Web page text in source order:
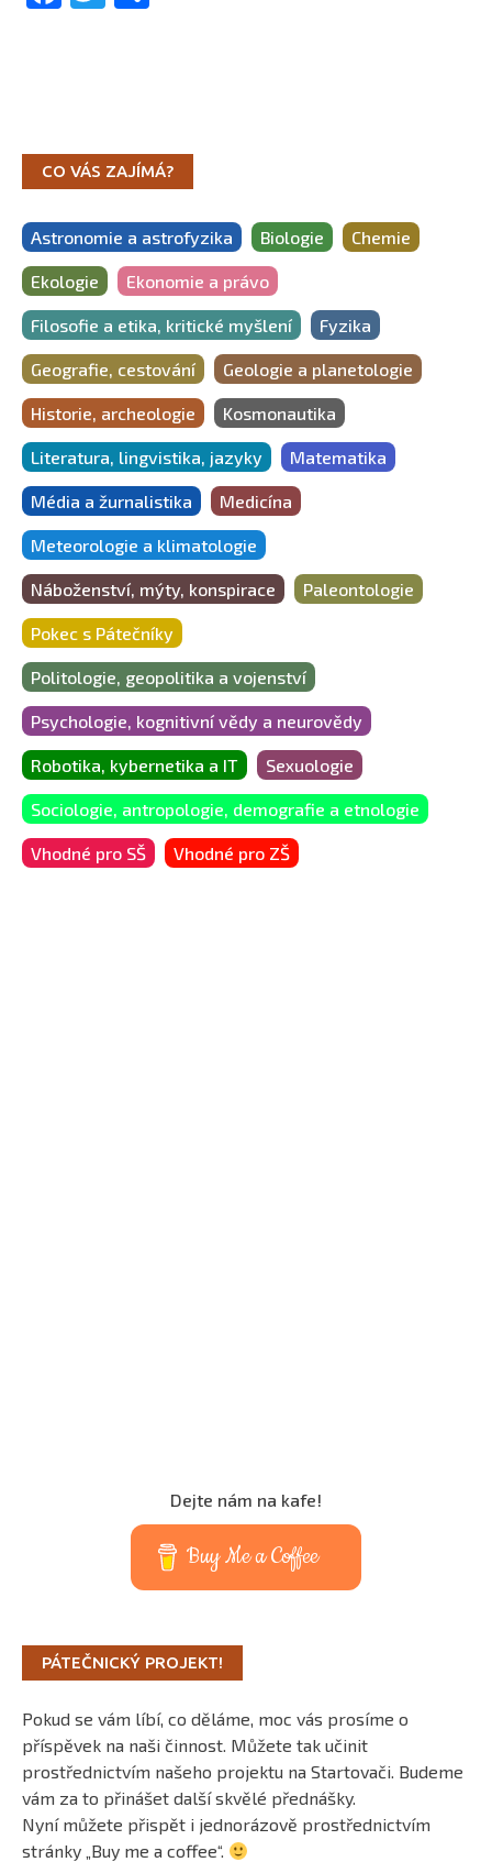
CO VÁS ZAJÍMÁ?
Astronomie a astrofyzika Biologie Chemie
Ekologie Ekonomie a právo
Filosofie a etika, kritické myšlení Fyzika
Geografie, cestování Geologie a planetologie
Historie, archeologie Kosmonautika
Literatura, lingvistika, jazyky Matematika
Média a žurnalistika Medicína
Meteorologie a klimatologie
Náboženství, mýty, konspirace Paleontologie
Pokec s Pátečníky
Politologie, geopolitika a vojenství
Psychologie, kognitivní vědy a neurovědy
Robotika, kybernetika a IT Sexuologie
Sociologie, antropologie, demografie a etnologie
Vhodné pro SŠ Vhodné pro ZŠ
Dejte nám na kafe!
Buy Me a Coffee
PÁTEČNICKÝ PROJEKT!
Pokud se vám líbí, co děláme, moc vás prosíme o
příspěvek na naši činnost. Můžete tak učinit
prostřednictvím našeho projektu na Startovači. Budeme
vám za to přinášet další skvělé přednášky.
Nyní můžete přispět i jednorázově prostřednictvím
stránky „Buy me a coffee“.